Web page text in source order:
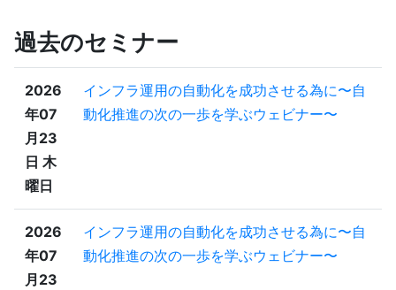
過去のセミナー
2026
年07
月23
日 木
曜日
インフラ運用の自動化を成功させる為に〜自
動化推進の次の一歩を学ぶウェビナー〜
2026
年07
月23
インフラ運用の自動化を成功させる為に〜自
動化推進の次の一歩を学ぶウェビナー〜